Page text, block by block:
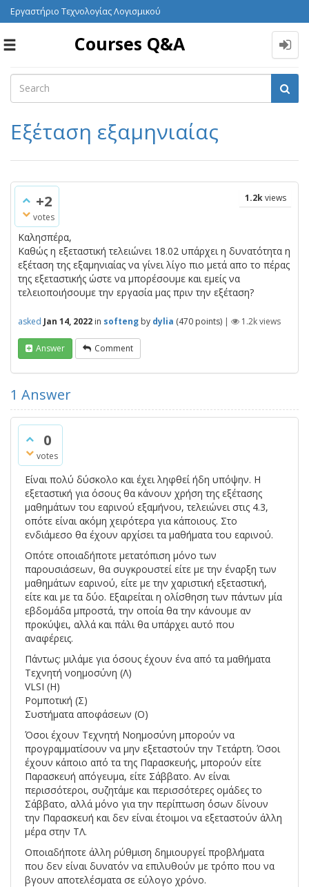
Εργαστήριο Τεχνολογίας Λογισμικού
Toggle
Courses Q&A
Εξέταση εξαμηνιαίας
+2
votes
1.2kviews
Καλησπέρα,
Καθώς η εξεταστική τελειώνει 18.02 υπάρχει η δυνατότητα η
εξέταση της εξαμηνιαίας να γίνει λίγο πιο μετά απο το πέρας
της εξεταστικής ώστε να μπορέσουμε και εμείς να
τελειοποιήσουμε την εργασία μας πριν την εξέταση?
asked Jan 14, 2022 in softeng by dylia (470 points) | 1.2kviews
Answer Comment
1 Answer
0
votes
Είναι πολύ δύσκολο και έχει ληφθεί ήδη υπόψην. Η
εξεταστική για όσους θα κάνουν χρήση της εξέτασης
μαθημάτων του εαρινού εξαμήνου, τελειώνει στις 4.3,
οπότε είναι ακόμη χειρότερα για κάποιους. Στο
ενδιάμεσο θα έχουν αρχίσει τα μαθήματα του εαρινού.
Οπότε οποιαδήποτε μετατόπιση μόνο των
παρουσιάσεων, θα συγκρουστεί είτε με την έναρξη των
μαθημάτων εαρινού, είτε με την χαριστική εξεταστική,
είτε και με τα δύο. Εξαιρείται η ολίσθηση των πάντων μία
εβδομάδα μπροστά, την οποία θα την κάνουμε αν
προκύψει, αλλά και πάλι θα υπάρχει αυτό που
αναφέρεις.
Πάντως: μιλάμε για όσους έχουν ένα από τα μαθήματα
Τεχνητή νοημοσύνη (Λ)
VLSI (H)
Ρομποτική (Σ)
Συστήματα αποφάσεων (Ο)
Όσοι έχουν Τεχνητή Νοημοσύνη μπορούν να
προγραμματίσουν να μην εξεταστούν την Τετάρτη. Όσοι
έχουν κάποιο από τα της Παρασκευής, μπορούν είτε
Παρασκευή απόγευμα, είτε Σάββατο. Αν είναι
περισσότεροι, συζητάμε και περισσότερες ομάδες το
Σάββατο, αλλά μόνο για την περίπτωση ΄όσων δίνουν
την Παρασκευή και δεν είναι έτοιμοι να εξεταστούν άλλη
μέρα στην ΤΛ.
Οποιαδήποτε άλλη ρύθμιση δημιουργεί προβλήματα
που δεν είναι δυνατόν να επιλυθούν με τρόπο που να
βγουν αποτελέσματα σε εύλογο χρόνο.